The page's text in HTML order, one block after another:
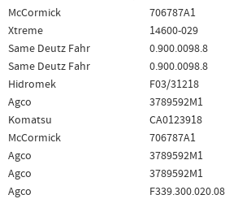
McCormick
706787A1
Xtreme
14600-029
Same Deutz Fahr
0.900.0098.8
Same Deutz Fahr
0.900.0098.8
Hidromek
F03/31218
Agco
3789592M1
Komatsu
CA0123918
McCormick
706787A1
Agco
3789592M1
Agco
3789592M1
Agco